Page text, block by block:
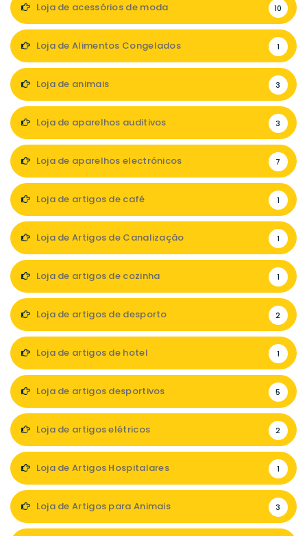
Loja de acessórios de moda 10
Loja de Alimentos Congelados 1
Loja de animais 3
Loja de aparelhos auditivos 3
Loja de aparelhos electrónicos 7
Loja de artigos de café 1
Loja de Artigos de Canalização 1
Loja de artigos de cozinha 1
Loja de artigos de desporto 2
Loja de artigos de hotel 1
Loja de artigos desportivos 5
Loja de artigos elétricos 2
Loja de Artigos Hospitalares 1
Loja de Artigos para Animais 3